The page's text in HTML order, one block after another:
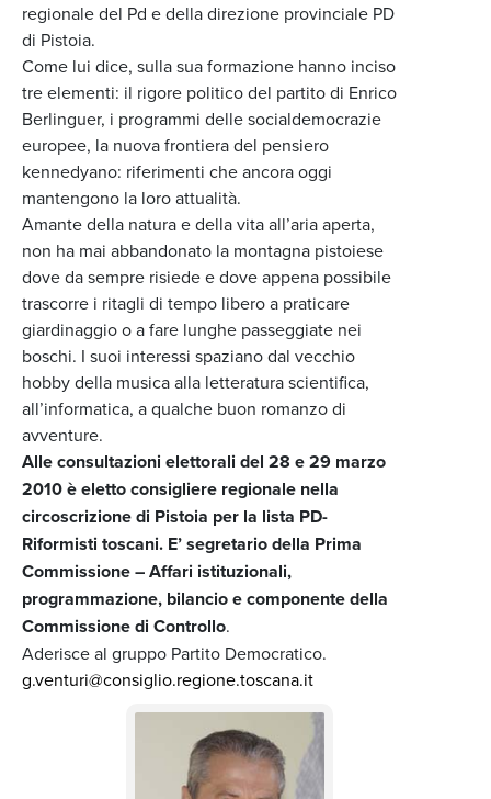
regionale del Pd e della direzione provinciale PD
di Pistoia.
Come lui dice, sulla sua formazione hanno inciso
tre elementi: il rigore politico del partito di Enrico
Berlinguer, i programmi delle socialdemocrazie
europee, la nuova frontiera del pensiero
kennedyano: riferimenti che ancora oggi
mantengono la loro attualità.
Amante della natura e della vita all’aria aperta,
non ha mai abbandonato la montagna pistoiese
dove da sempre risiede e dove appena possibile
trascorre i ritagli di tempo libero a praticare
giardinaggio o a fare lunghe passeggiate nei
boschi. I suoi interessi spaziano dal vecchio
hobby della musica alla letteratura scientifica,
all’informatica, a qualche buon romanzo di
avventure.
Alle consultazioni elettorali del 28 e 29 marzo
2010 è eletto consigliere regionale nella
circoscrizione di Pistoia per la lista PD-
Riformisti toscani. E’ segretario della Prima
Commissione – Affari istituzionali,
programmazione, bilancio e componente della
Commissione di Controllo.
Aderisce al gruppo Partito Democratico.
g.venturi@consiglio.regione.toscana.it